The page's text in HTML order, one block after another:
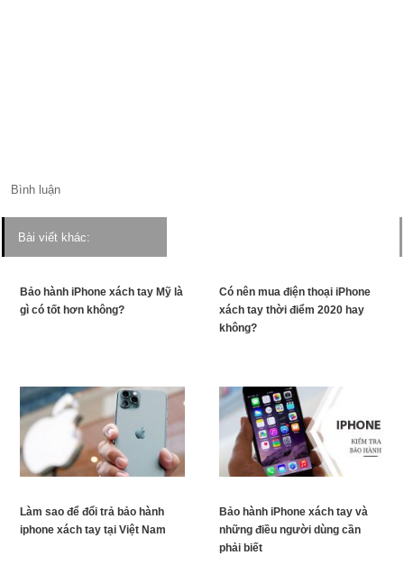
Bình luận
Bài viết khác:
Bảo hành iPhone xách tay Mỹ là
gì có tốt hơn không?
Có nên mua điện thoại iPhone
xách tay thời điểm 2020 hay
không?
Làm sao để đổi trả bảo hành
iphone xách tay tại Việt Nam
Bảo hành iPhone xách tay và
những điều người dùng cần
phải biết